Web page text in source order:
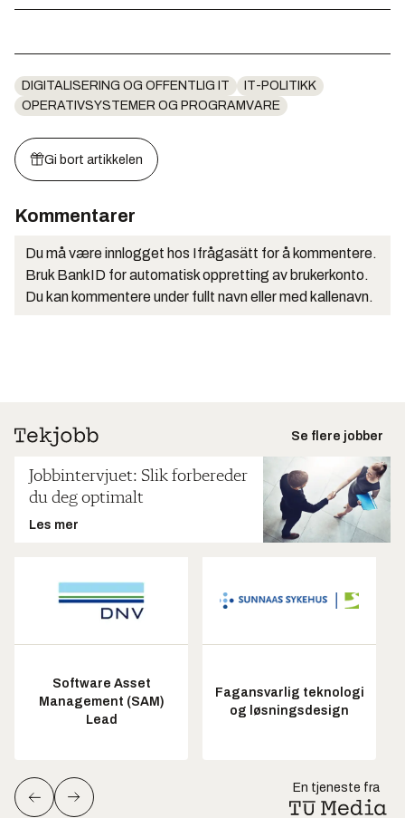
DIGITALISERING OG OFFENTLIG IT
IT-POLITIKK
OPERATIVSYSTEMER OG PROGRAMVARE
Gi bort artikkelen
Kommentarer
Du må være innlogget hos Ifrågasätt for å kommentere.
Bruk BankID for automatisk oppretting av brukerkonto.
Du kan kommentere under fullt navn eller med kallenavn.
Se flere jobber
Jobbintervjuet: Slik forbereder
du deg optimalt
Les mer
Software Asset
Management (SAM)
Lead
Fagansvarlig teknologi
og løsningsdesign
En tjeneste fra